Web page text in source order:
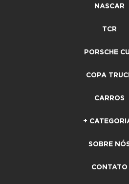
NASCAR
TCR
PORSCHE
COPA
CARROS
+
SOBRE
CONTATO